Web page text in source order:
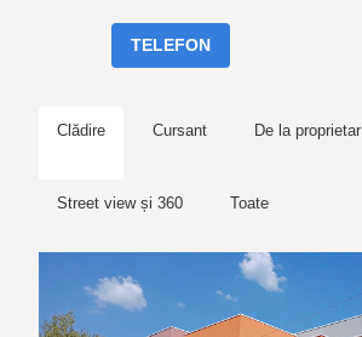
TELEFON
Clădire Cursant De la proprietar
Street view și 360 Toate